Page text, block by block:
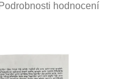
Podrobnosti hodnocení